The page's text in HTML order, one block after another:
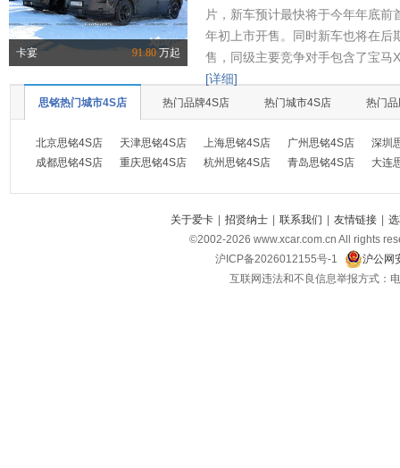
卡宴 91.80万起
片，新车预计最快将于今年年底
年初上市开售。同时新车也将在后
售，同级主要竞争对手包含了宝马
[详细]
思铭热门城市4S店 热门品牌4S店 热门城市4S店 热门
北京思铭4S店 天津思铭4S店 上海思铭4S店 广州思铭4S店
深圳
成都思铭4S店
重庆思铭4S店 杭州思铭4S店 青岛思铭4S店 大连
关于爱卡 | 招贤纳士 | 联系我们 | 友情链接 |
©2002-2026 www.xcar.com.cn All rights
沪ICP备2026012155号-1
沪公网
互联网违法和不良信息举报方式：